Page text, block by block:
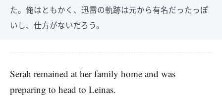
た。俺はともかく、迅雷の軌跡は元から有名だったっぽ
いし、仕方がないだろう。
Serah remained at her family home and was
preparing to head to Leinas.